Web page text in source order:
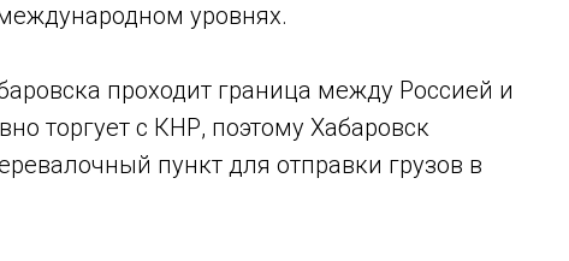
уровнях.
проходит граница между Россией и
торгует с КНР, поэтому Хабаровск
пункт для отправки грузов в